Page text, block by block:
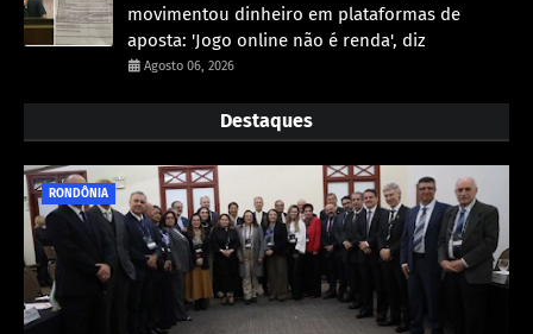
movimentou dinheiro em plataformas de
aposta: 'Jogo online não é renda', diz
Agosto 06, 2026
Destaques
RONDÔNIA